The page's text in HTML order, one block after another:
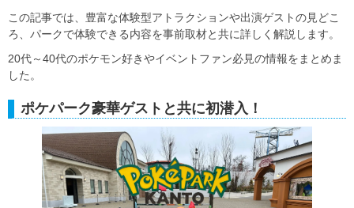
この記事では、豊富な体験型アトラクションや出演ゲストの見どこ
ろ、パークで体験できる内容を事前取材と共に詳しく解説します。
20代～40代のポケモン好きやイベントファン必見の情報をまとめま
した。
ポケパーク豪華ゲストと共に初潜入！